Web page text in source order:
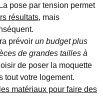
pose par tension permet
résultats, mais
prévoir un budget plus
de grandes tailles à
de poser la moquette
tout votre logement.
matériaux pour faire des